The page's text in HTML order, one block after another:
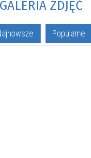
GALERIA ZDJĘĆ
Popularne